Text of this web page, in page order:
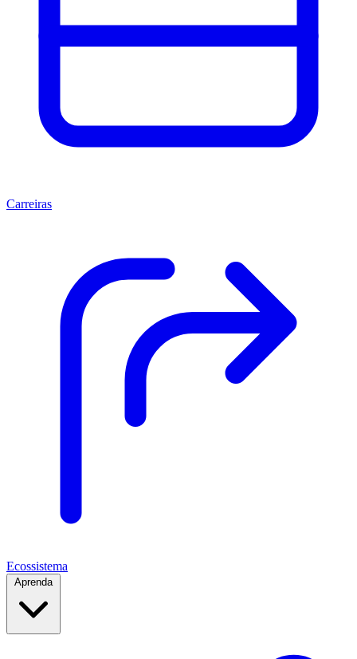
Carreiras
Ecossistema
Aprenda